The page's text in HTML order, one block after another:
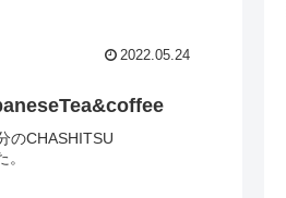
2022.05.24
のCHASHITSU